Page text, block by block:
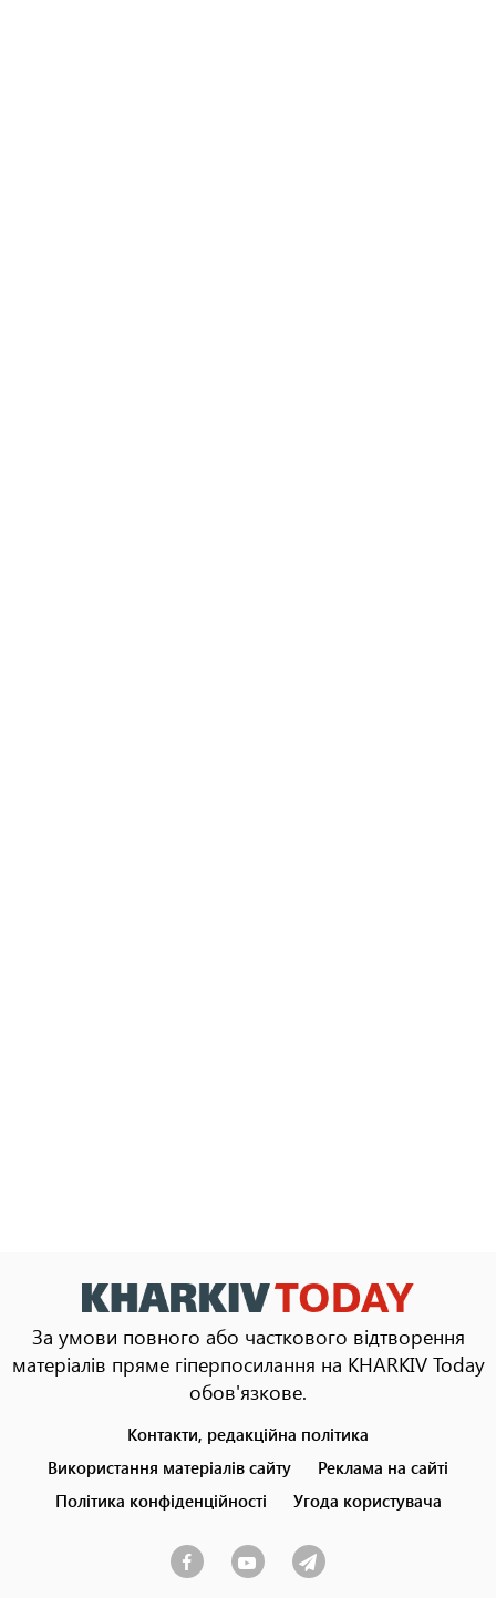
За умови повного або часткового відтворення
матеріалів пряме гіперпосилання на KHARKIV Today
обов'язкове.
menu
Контакти, редакційна політика
Використання матеріалів сайту
Реклама на сайті
Політика конфіденційності
Угода користувача